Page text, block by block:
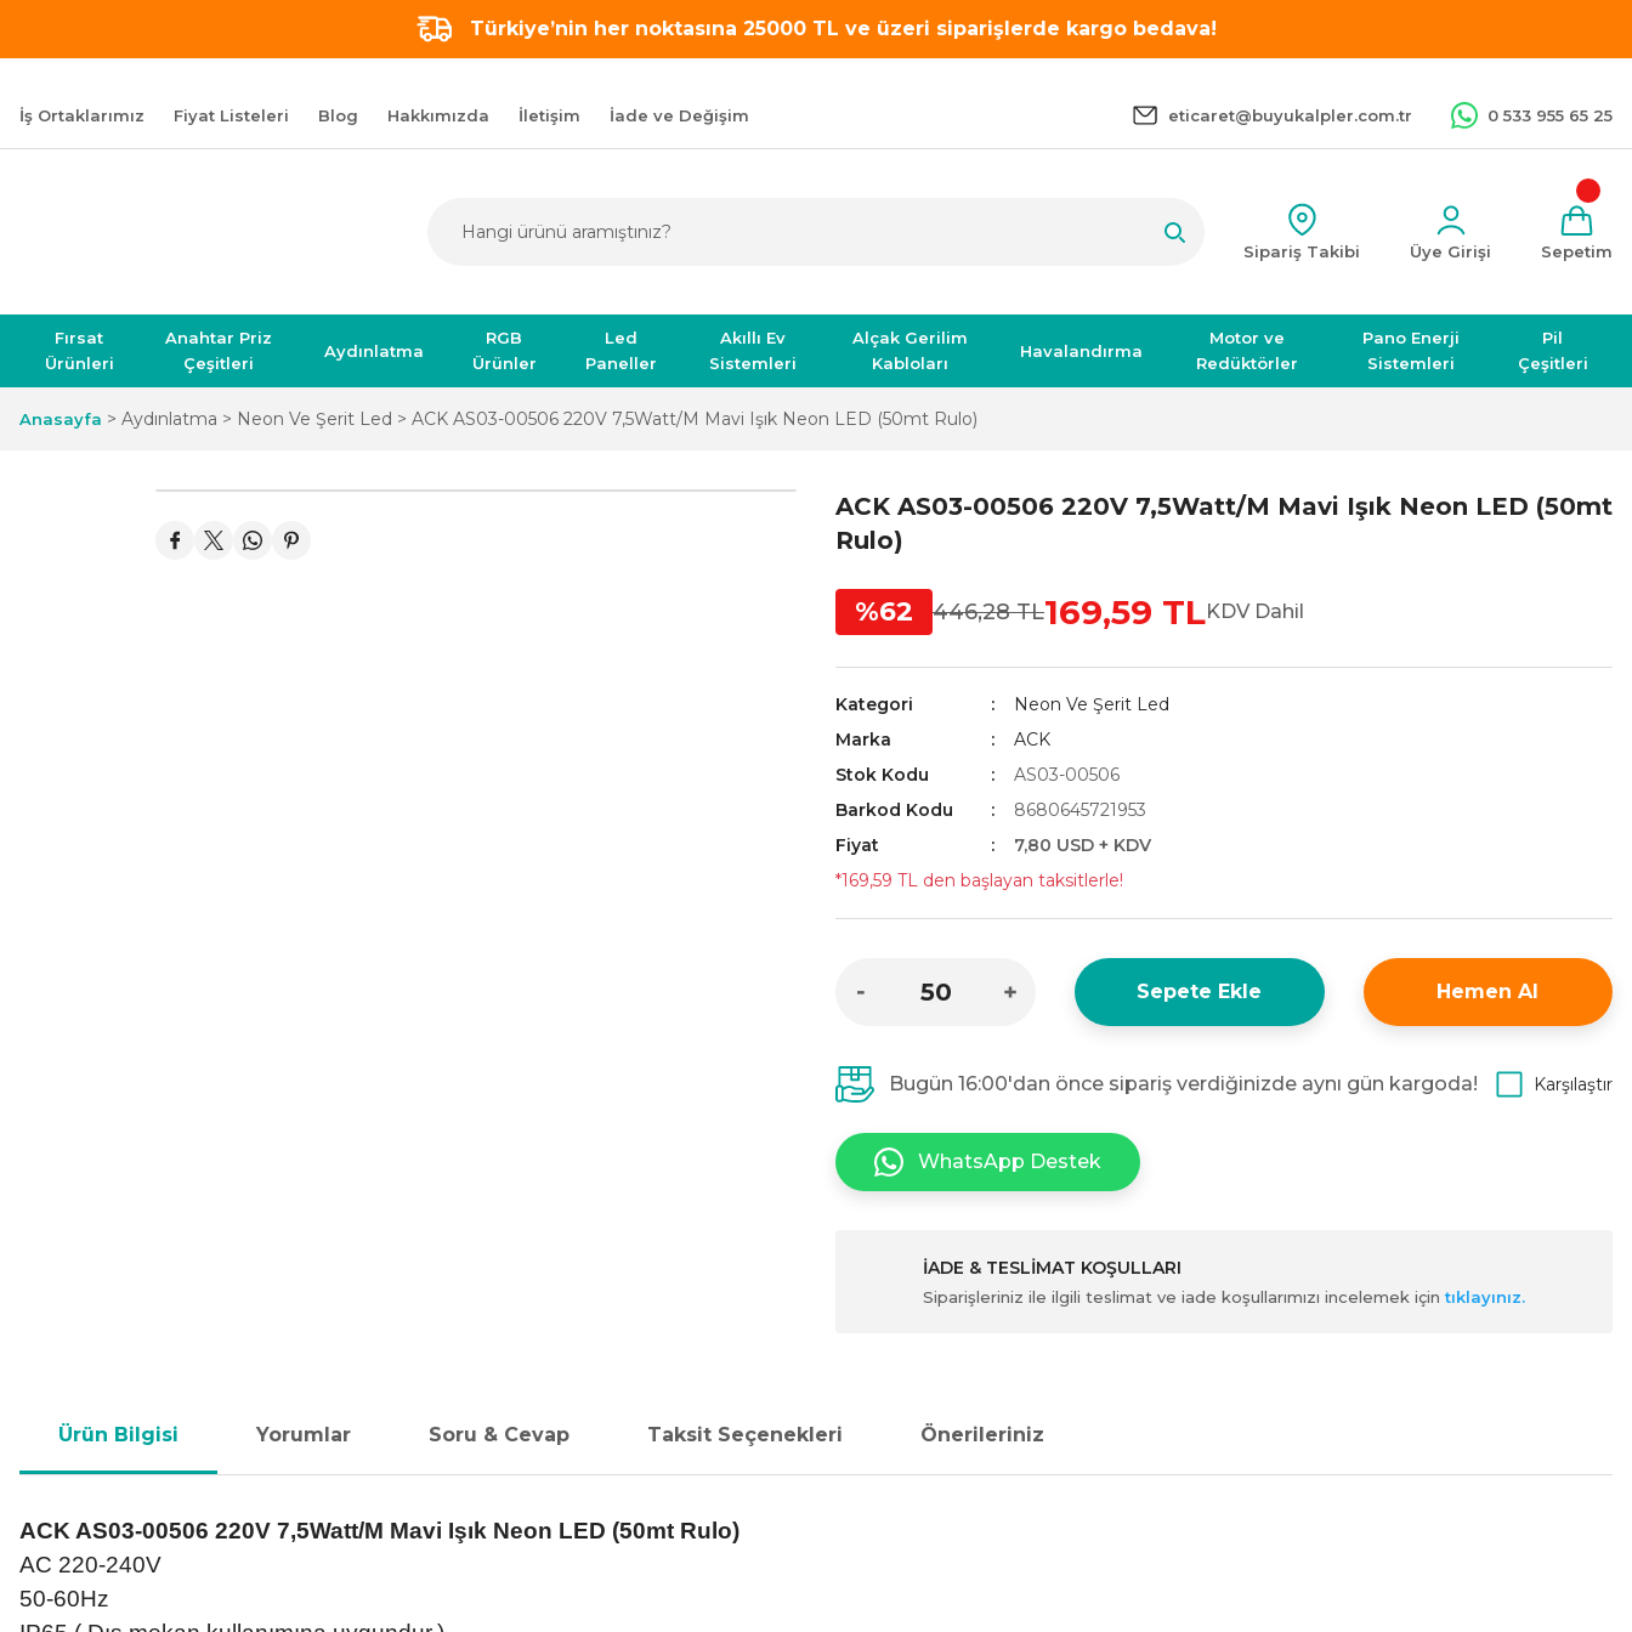
Türkiye’nin her noktasına 25000 TL ve üzeri siparişlerde kargo bedava!
İş Ortaklarımız Fiyat Listeleri Blog Hakkımızda İletişim İade ve Değişim eticaret@buyukalpler.com.tr 0 533 955 65 25
Sipariş Takibi Üye Girişi Sepetim
Fırsat
Ürünleri
Anahtar Priz
Çeşitleri
Aydınlatma
RGB
Ürünler
Led
Paneller
Akıllı Ev
Sistemleri
Alçak Gerilim
Kabloları
Havalandırma
Motor ve
Redüktörler
Pano Enerji
Sistemleri
Pil
Çeşitleri
Anasayfa Aydınlatma Neon Ve Şerit Led ACK AS03-00506 220V 7,5Watt/M Mavi Işık Neon LED (50mt Rulo)
ACK AS03-00506 220V 7,5Watt/M Mavi Işık Neon LED (50mt
Rulo)
%62 446,28 TL169,59 TLKDV Dahil
Kategori
Neon Ve Şerit Led
Marka
ACK
Stok Kodu
AS03-00506
Barkod Kodu
8680645721953
Fiyat
7,80 USD + KDV
*169,59 TL den başlayan taksitlerle!
Sepete Ekle Hemen Al
Bugün 16:00'dan önce sipariş verdiğinizde aynı gün kargoda! Karşılaştır
WhatsApp Destek
İADE & TESLİMAT KOŞULLARI
Siparişleriniz ile ilgili teslimat ve iade koşullarımızı incelemek içintıklayınız.
Ürün Bilgisi Yorumlar Soru & Cevap Taksit Seçenekleri Önerileriniz
ACK AS03-00506 220V 7,5Watt/M Mavi Işık Neon LED (50mt Rulo)
AC 220-240V
50-60Hz